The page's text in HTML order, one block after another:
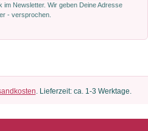
im Newsletter. Wir geben Deine Adresse
- versprochen.
. Lieferzeit: ca. 1-3 Werktage.